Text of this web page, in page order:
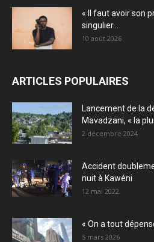
« Il faut avoir son
singulier...
10 août 2026
ARTICLES POPULAIRES
Lancement de la
Mavadzani, « la
2 décembre 2024
Accident
nuit à Kawéni
12 mai 2022
« On a tout
5 mars 2026